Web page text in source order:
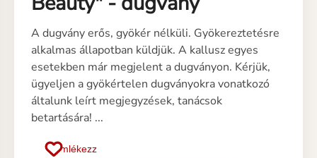
A dugvány erős, gyökér nélküli. Gyökereztetésre
alkalmas állapotban küldjük. A kallusz egyes
esetekben már megjelent a dugványon. Kérjük,
ügyeljen a gyökértelen dugványokra vonatkozó
általunk leírt megjegyzések, tanácsok
betartására! ...
Emlékezz